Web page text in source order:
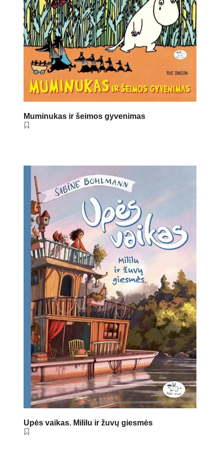
Muminukas ir šeimos gyvenimas
Upės vaikas. Mililu ir žuvų giesmės